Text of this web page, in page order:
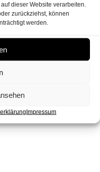
dieser Website verarbeiten.
zurückziehst, können
werden.
Impressum